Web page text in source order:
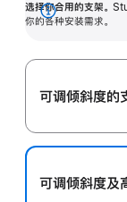
选择你合用的支架。
你的各种安装需求。
展
可调倾斜度的
可调倾斜度及